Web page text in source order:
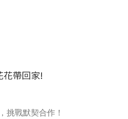
花帶回家!
挑戰默契合作！